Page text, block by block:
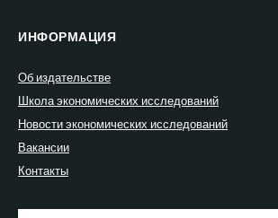
ИНФОРМАЦИЯ
Об издательстве
Школа экономических исследований
Новости экономических исследований
Вакансии
Контакты